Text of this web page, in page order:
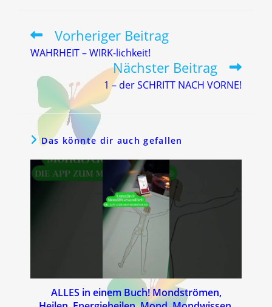
Weitere
ansehen
Vorheriger Beitrag
WAHRHEIT – WIRK-lichkeit!
Nächster Beitrag
1 – der SCHRITT NACH VORNE!
Das könnte dir auch gefallen
ALLES in einem Buch! Mondströmen,